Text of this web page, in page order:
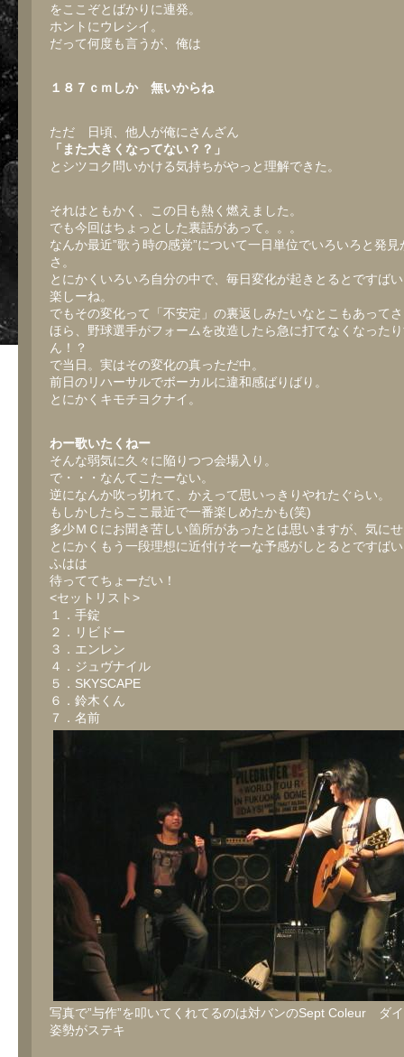
をここぞとばかりに連発。
ホントにウレシイ。
だって何度も言うが、俺は
１８７ｃｍしか 無いからね
ただ 日頃、他人が俺にさんざん
「また大きくなってない？？」
とシツコク問いかける気持ちがやっと理解できた。
それはともかく、この日も熱く燃えました。
でも今回はちょっとした裏話があって。。。
なんか最近”歌う時の感覚”について一日単位でいろいろと発見
さ。
とにかくいろいろ自分の中で、毎日変化が起きとるとですば
楽しーね。
でもその変化って「不安定」の裏返しみたいなとこもあって
ほら、野球選手がフォームを改造したら急に打てなくなった
ん！？
で当日。実はその変化の真っただ中。
前日のリハーサルでボーカルに違和感ばりばり。
とにかくキモチヨクナイ。
わー歌いたくねー
そんな弱気に久々に陥りつつ会場入り。
で・・・なんてこたーない。
逆になんか吹っ切れて、かえって思いっきりやれたぐらい。
もしかしたらここ最近で一番楽しめたかも(笑)
多少ＭＣにお聞き苦しい箇所があったとは思いますが、気に
とにかくもう一段理想に近付けそーな予感がしとるとですば
ふはは
待っててちょーだい！
<セットリスト>
１．手錠
２．リビドー
３．エンレン
４．ジュヴナイル
５．SKYSCAPE
６．鈴木くん
７．名前
写真で”与作”を叩いてくれてるのは対バンのSept Coleur ダ
姿勢がステキ